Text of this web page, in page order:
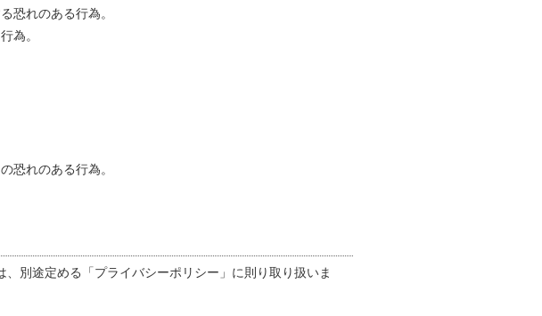
恐れのある行為。
為。
恐れのある行為。
別途定める「プライバシーポリシー」に則り取り扱いま